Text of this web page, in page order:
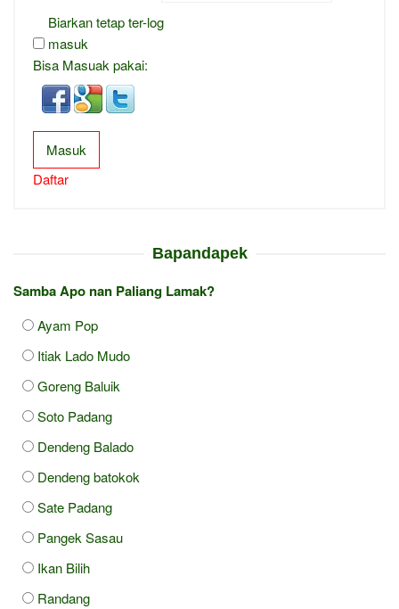
Biarkan tetap ter-log
masuk
Bisa Masuak pakai:
Masuk
Daftar
Bapandapek
Samba Apo nan Paliang Lamak?
Ayam Pop
Itiak Lado Mudo
Goreng Baluik
Soto Padang
Dendeng Balado
Dendeng batokok
Sate Padang
Pangek Sasau
Ikan Bilih
Randang